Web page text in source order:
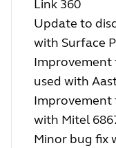
Link 360
Update to
with Surface
used with
Improvement
with Mitel
Minor bug fix